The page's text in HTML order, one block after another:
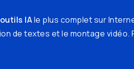
IAle plus complet sur
de textes et le montage